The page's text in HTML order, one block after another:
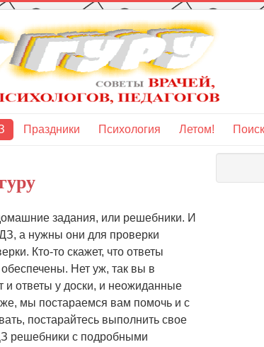
Праздники Психология Летом! Поиск
задания, или решебники. И
а нужны они для проверки
Кто-то скажет, что ответы
Нет уж, так вы в
и ответы у доски, и неожиданные
мы постараемся вам помочь и с
постарайтесь выполнить свое
решебники с подробными